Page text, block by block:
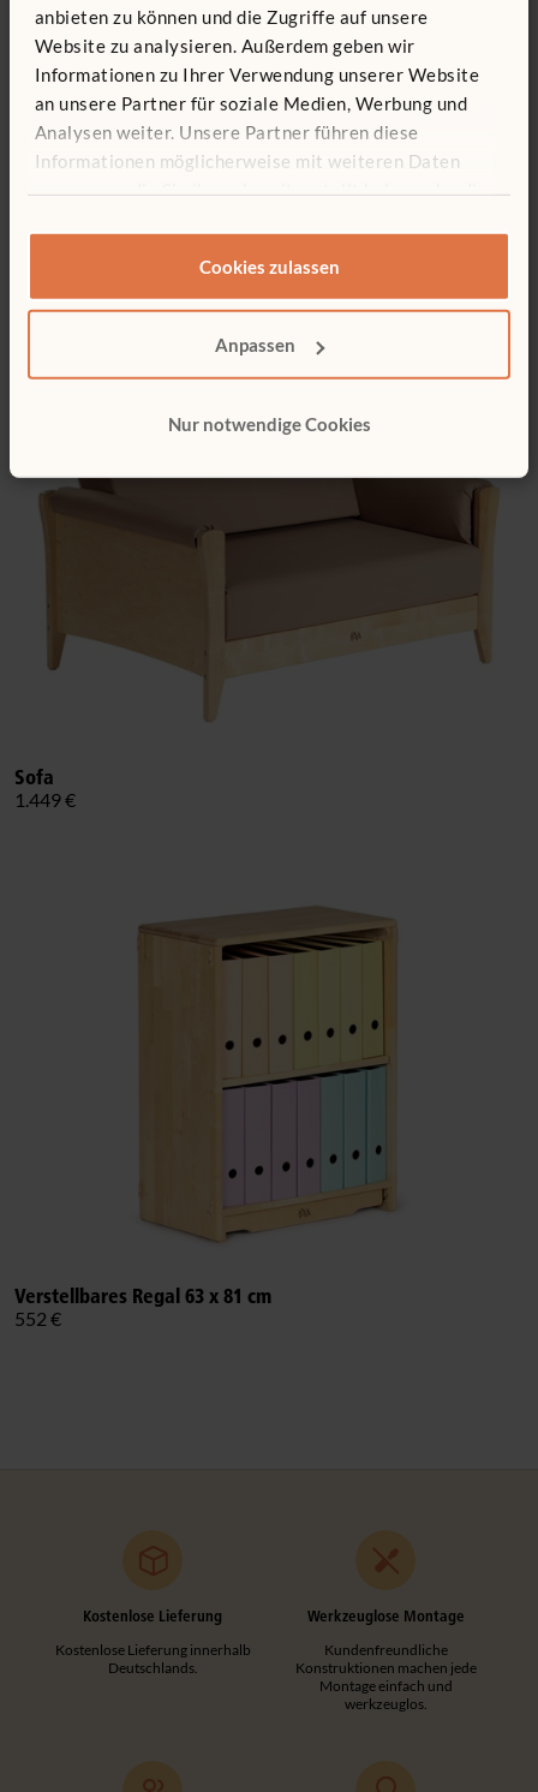
anbieten zu können und die Zugriffe auf unsere
Website zu analysieren. Außerdem geben wir
Informationen zu Ihrer Verwendung unserer Website
an unsere Partner für soziale Medien, Werbung und
Analysen weiter. Unsere Partner führen diese
Informationen möglicherweise mit weiteren Daten
zusammen, die Sie ihnen bereitgestellt haben oder die
Cookies zulassen
Anpassen
Nur notwendige Cookies
Kindersessel
Sofa
1.449 €
Verstellbares Regal 63 x 81 cm
552 €
Kostenlose Lieferung
Kostenlose Lieferung innerhalb
Deutschlands.
Werkzeuglose Montage
Kundenfreundliche
Konstruktionen machen jede
Montage einfach und
werkzeuglos.